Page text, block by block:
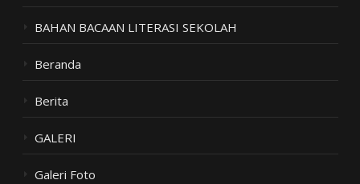
BAHAN BACAAN LITERASI SEKOLAH
Beranda
Berita
GALERI
Galeri Foto